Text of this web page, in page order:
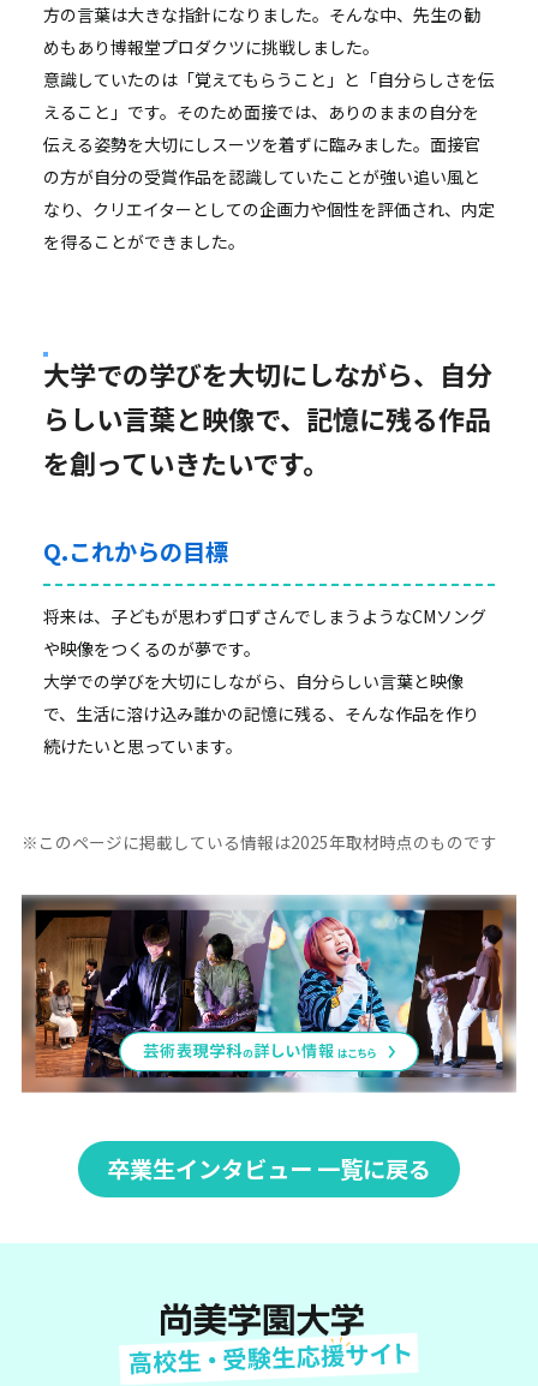
方の言葉は大きな指針になりました。そんな中、先生の勧
めもあり博報堂プロダクツに挑戦しました。
意識していたのは「覚えてもらうこと」と「自分らしさを伝
えること」です。そのため面接では、ありのままの自分を
伝える姿勢を大切にしスーツを着ずに臨みました。面接官
の方が自分の受賞作品を認識していたことが強い追い風と
なり、クリエイターとしての企画力や個性を評価され、内定
を得ることができました。
大学での学びを大切にしながら、自分
らしい言葉と映像で、記憶に残る作品
を創っていきたいです。
Q.これからの目標
将来は、子どもが思わず口ずさんでしまうようなCMソング
や映像をつくるのが夢です。
大学での学びを大切にしながら、自分らしい言葉と映像
で、生活に溶け込み誰かの記憶に残る、そんな作品を作り
続けたいと思っています。
※このページに掲載している情報は2025年取材時点のものです
卒業生インタビュー 一覧に戻る